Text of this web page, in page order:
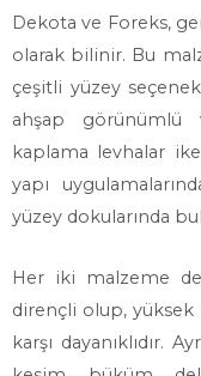
Dekota ve Foreks,
olarak bilinir. Bu
çeşitli yüzey
ahşap görünümlü
kaplama levhalar
yapı
yüzey dokularında
Her iki malzeme de
dirençli olup, yüksek
karşı dayanıklıdır.